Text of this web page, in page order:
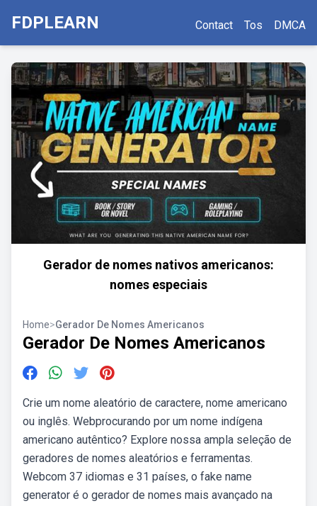
FDPLEARN Contact Tos DMCA
Gerador de nomes nativos americanos:
nomes especiais
Home>Gerador De Nomes Americanos
Gerador De Nomes Americanos
Crie um nome aleatório de caractere, nome americano
ou inglês. Webprocurando por um nome indígena
americano autêntico? Explore nossa ampla seleção de
geradores de nomes aleatórios e ferramentas.
Webcom 37 idiomas e 31 países, o fake name
generator é o gerador de nomes mais avançado na